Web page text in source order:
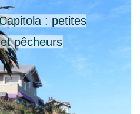
: petites
pêcheurs